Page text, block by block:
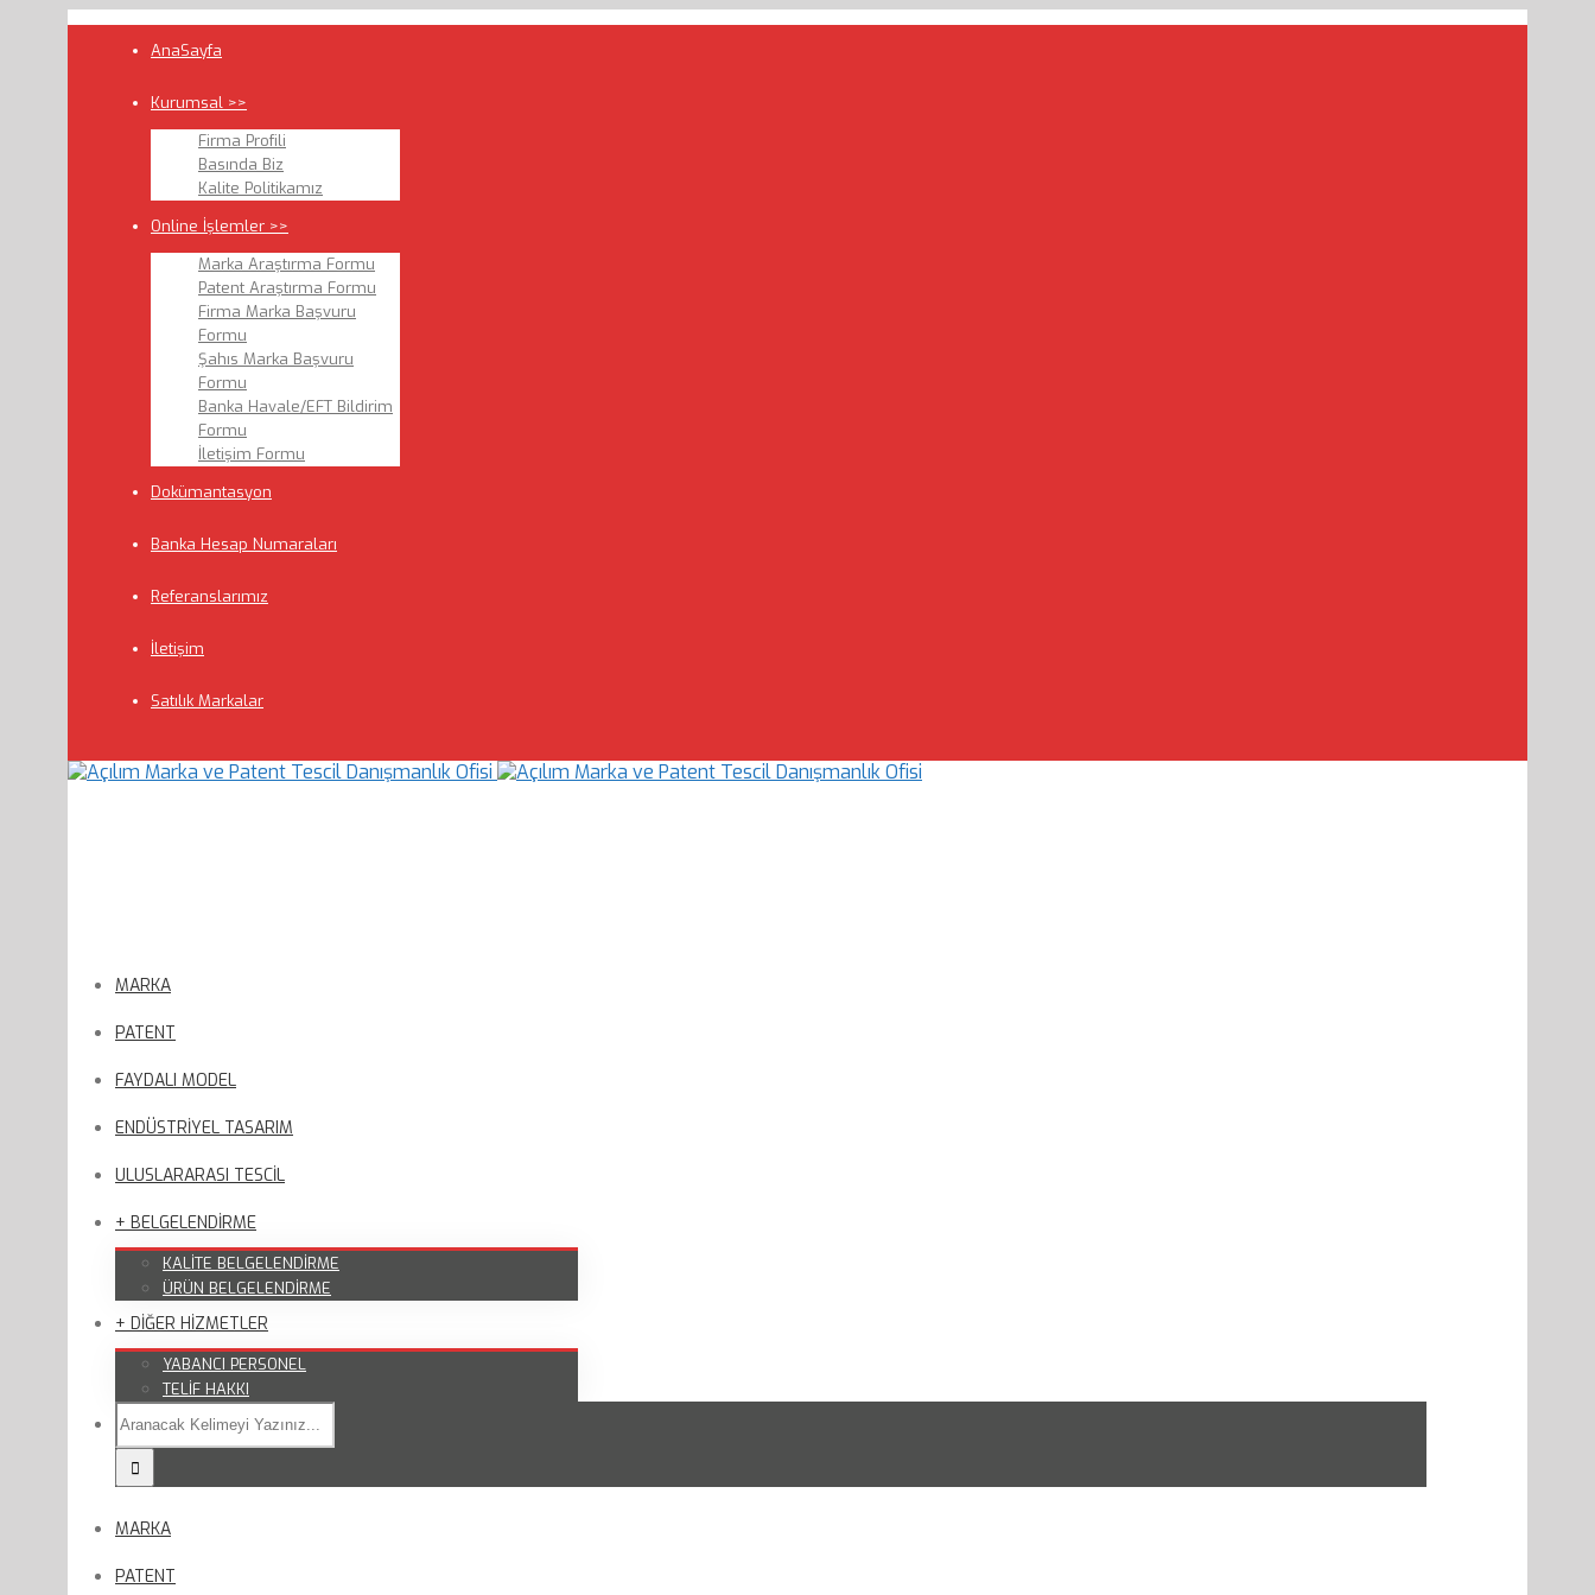
AnaSayfa
Kurumsal >>
Firma Profili
Basında Biz
Kalite Politikamız
Online İşlemler >>
Marka Araştırma Formu
Patent Araştırma Formu
Firma Marka Başvuru
Formu
Şahıs Marka Başvuru
Formu
Banka Havale/EFT Bildirim
Formu
İletişim Formu
Dokümantasyon
Banka Hesap Numaraları
Referanslarımız
İletişim
Satılık Markalar
MARKA
PATENT
FAYDALI MODEL
ENDÜSTRİYEL TASARIM
ULUSLARARASI TESCİL
+ BELGELENDİRME
KALİTE BELGELENDİRME
ÜRÜN BELGELENDİRME
+ DİĞER HİZMETLER
YABANCI PERSONEL
TELİF HAKKI
MARKA
PATENT